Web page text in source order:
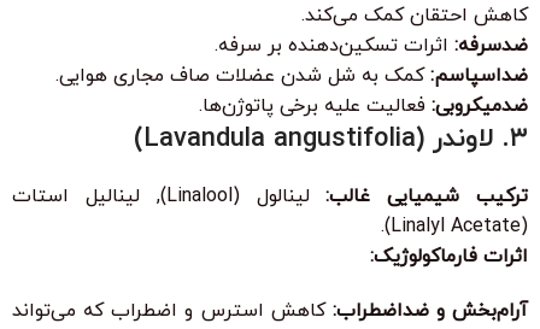
کاهش احتقان کمک می‌کند.
ضدسرفه: اثرات تسکین‌دهنده بر سرفه.
ضداسپاسم:کمک به شل شدن عضلات صاف مجاری هوایی.
ضدمیکروبی: فعالیت علیه برخی پاتوژن‌ها.
۳. لاوندر (Lavandula angustifolia)
ترکیب شیمیایی غالب:
لینالول (Linalool), لینالیل استات
(Linalyl Acetate).
اثرات فارماکولوژیک:
آرام‌بخش و ضداضطراب: کاهش استرس و اضطراب که می‌تواند